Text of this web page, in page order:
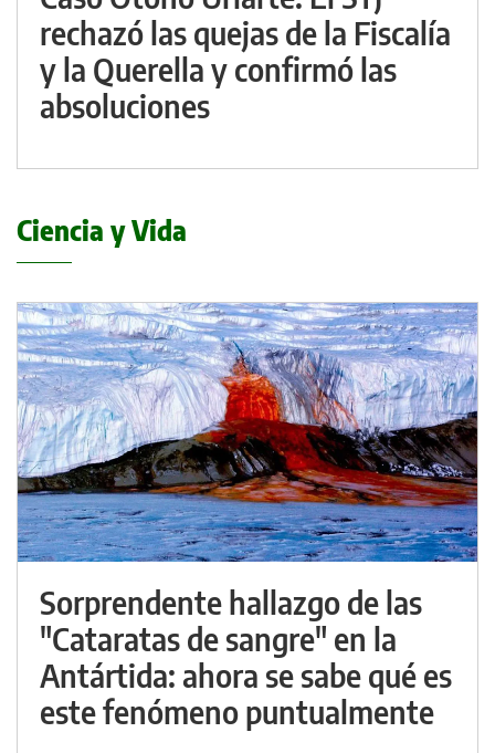
rechazó las quejas de la Fiscalía
y la Querella y confirmó las
absoluciones
Ciencia y Vida
Sorprendente hallazgo de las
"Cataratas de sangre" en la
Antártida: ahora se sabe qué es
este fenómeno puntualmente